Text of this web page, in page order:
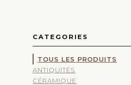
CATEGORIES
TOUS LES PRODUITS
ANTIQUITÉS
CÉRAMIQUE